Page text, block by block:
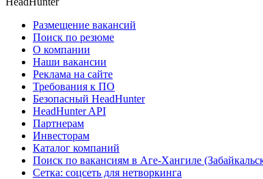
Размещение вакансий
Поиск по резюме
О компании
Наши вакансии
Реклама на сайте
Требования к ПО
Безопасный HeadHunter
HeadHunter API
Партнерам
Инвесторам
Каталог компаний
Поиск по вакансиям в Аге-Хангиле
Сетка: соцсеть для нетворкинга